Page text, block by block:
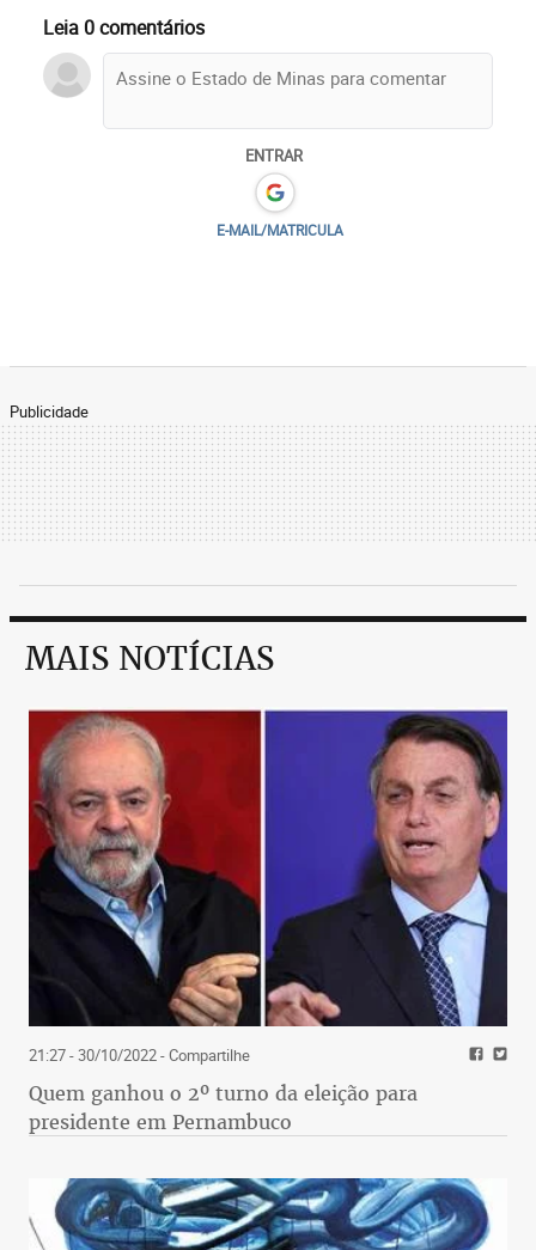
Leia 0 comentários
ENTRAR
E-MAIL/MATRICULA
Publicidade
MAIS NOTÍCIAS
21:27 - 30/10/2022- Compartilhe
Quem ganhou o 2º turno da eleição para
presidente em Pernambuco